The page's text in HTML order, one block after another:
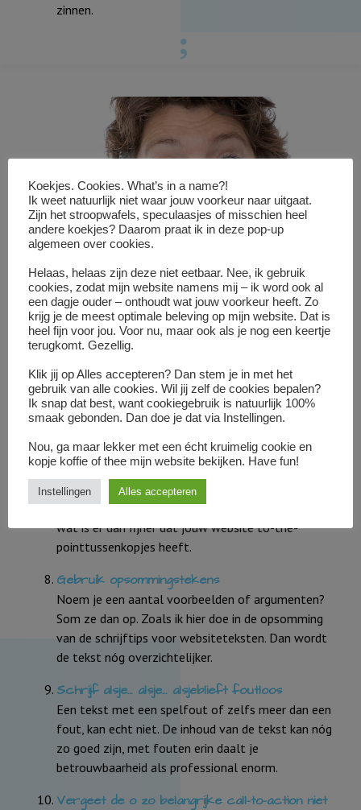
zinnen.
First things first
zet je zo hoog mogelijk in je tekst. Bouw niet de
spanning op zoals in een verhaal. Dan haken veel
lezers vroegtijdig af.
Maak de tekst overzichtelijk en dus scanbaar
voor de lezer
‘Geen tijd, maar ik wil wel nog die website (die van
jou dus) bekijken. Dat wordt dus koppen snellen.’ En
wat is er dan fijner dat jouw website to-the-
pointtussenkopjes heeft.
Gebruik opsommingstekens
Noem je een aantal voorbeelden of argumenten?
Som ze dan op. Zoals ik hier doe in de opsomming
van de schrijftips voor websiteteksten. Dan wordt
de tekst nóg overzichtelijker.
Schrijf alsje… alsje… alsjeblieft foutloos
Een tekst met een spelfout of zelfs meer dan een
fout, kan echt niet. De inhoud van de tekst kan nóg
zo goed zijn, met fouten erin daalt je
betrouwbaarheid als professional enorm.
Vergeet de o zo belangrijke call-to-action niet
Koekjes. Cookies. What’s in a name?!
Ik weet natuurlijk niet waar jouw voorkeur naar uitgaat.
Zijn het stroopwafels, speculaasjes of misschien heel
andere koekjes? Daarom praat ik in deze pop-up
algemeen over cookies.
Helaas, helaas zijn deze niet eetbaar. Nee, ik gebruik
cookies, zodat mijn website namens mij – ik word ook al
een dagje ouder – onthoudt wat jouw voorkeur heeft. Zo
krijg je de meest optimale beleving op mijn website. Dat is
heel fijn voor jou. Voor nu, maar ook als je nog een keertje
terugkomt. Gezellig.
Klik jij op Alles accepteren? Dan stem je in met het
gebruik van alle cookies. Wil jij zelf de cookies bepalen?
Ik snap dat best, want cookiegebruik is natuurlijk 100%
smaak gebonden. Dan doe je dat via Instellingen.
Nou, ga maar lekker met een écht kruimelig cookie en
kopje koffie of thee mijn website bekijken. Have fun!
Instellingen Alles accepteren